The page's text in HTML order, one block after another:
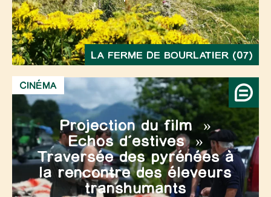
LA FERME DE BOURLATIER (07)
Projection du film »
Echos d’estives »
Traversée des pyrénées à
la rencontre des éleveurs
transhumants
CINÉMA